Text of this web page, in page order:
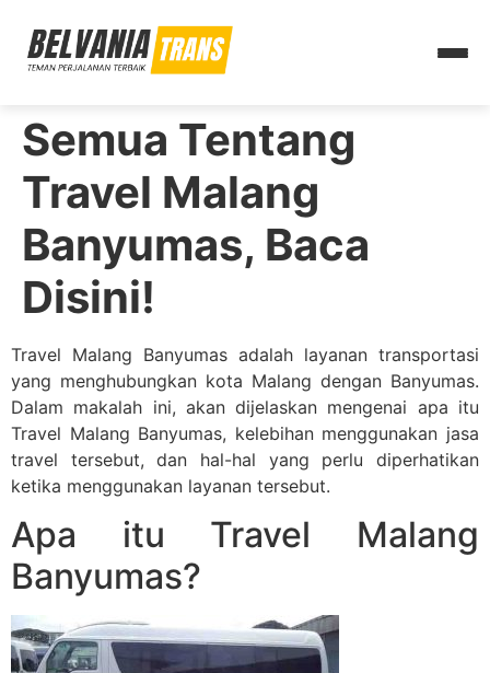
Semua Tentang
Travel Malang
Banyumas, Baca
Disini!
Travel Malang Banyumas adalah layanan transportasi
yang menghubungkan kota Malang dengan Banyumas.
Dalam makalah ini, akan dijelaskan mengenai apa itu
Travel Malang Banyumas, kelebihan menggunakan jasa
travel tersebut, dan hal-hal yang perlu diperhatikan
ketika menggunakan layanan tersebut.
Apa itu Travel Malang
Banyumas?